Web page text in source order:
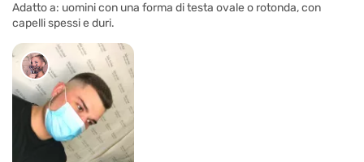
Adatto a: uomini con una forma di testa ovale o rotonda, con
capelli spessi e duri.